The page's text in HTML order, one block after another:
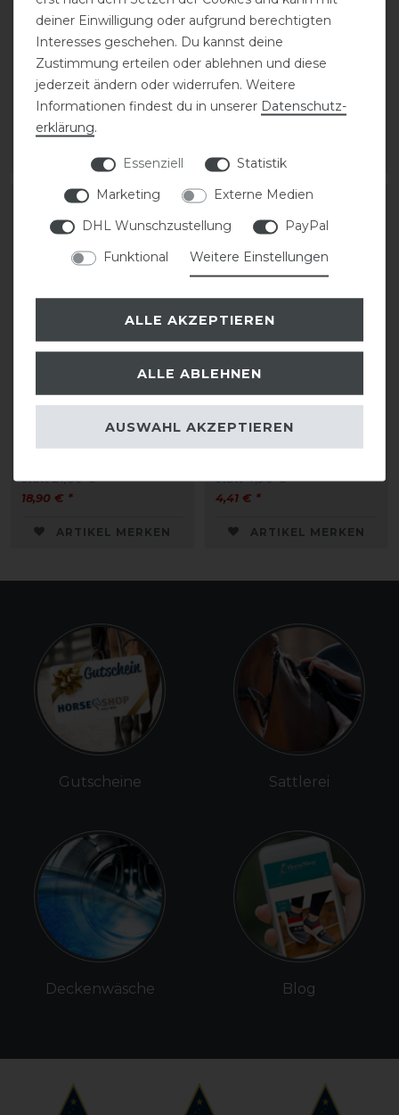
Kinnkettenunterlage
statt 9,90 €
8,91 € *
ARTIKEL MERKEN
Kinnkettenschutz
19,99 € *
ARTIKEL MERKEN
Kinnkettenschoner
medizinisches Lammfell
statt 21,00 €
18,90 € *
ARTIKEL MERKEN
Kinnkettenschoner m.
Gummizug
statt 4,90 €
4,41 € *
ARTIKEL MERKEN
Gutscheine
Deckenwäsche
Sattlerei
Blog
deiner Einwilligung oder aufgrund berechtigten
Interesses geschehen. Du kannst deine
Zustimmung erteilen oder ablehnen und diese
jederzeit ändern oder widerrufen. Weitere
Informationen findest du in unserer Daten­schutz­
erklärung.
Essenziell
Statistik
Marketing
Externe Medien
DHL Wunschzustellung
PayPal
Funktional
Weitere Einstellungen
ALLE AKZEPTIEREN
ALLE ABLEHNEN
AUSWAHL AKZEPTIEREN